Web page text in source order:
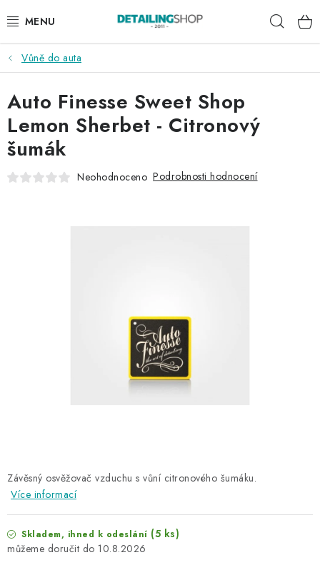
na
AKCE
NOVINKY
EXTERIÉR
INTERIÉR
Věrnostní program
Všeobecné obchodní podmínky
Podmínky ochrany osobních údajů
Vůně do auta
Závěsný osvěžovač vzduchu s vůní citronového šumáku.
Více informací
Skladem, ihned k odeslání (5 ks)
10.8.2026
Auto Finesse Sweet Shop
Lemon Sherbet - Citronový
šumák
Neohodnoceno Podrobnosti hodnocení